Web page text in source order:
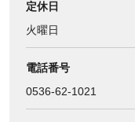
定休日
火曜日
電話番号
0536-62-1021